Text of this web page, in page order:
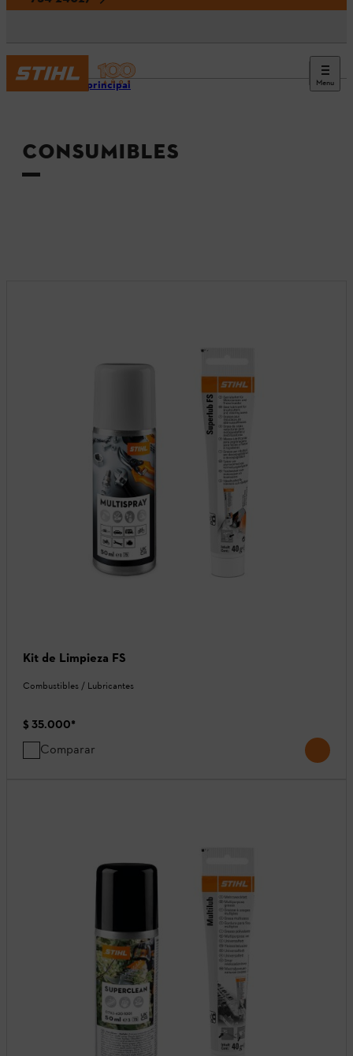
Menu
Página principal
CONSUMIBLES
Kit de Limpieza FS
Combustibles / Lubricantes
$ 35.000*
Comparar